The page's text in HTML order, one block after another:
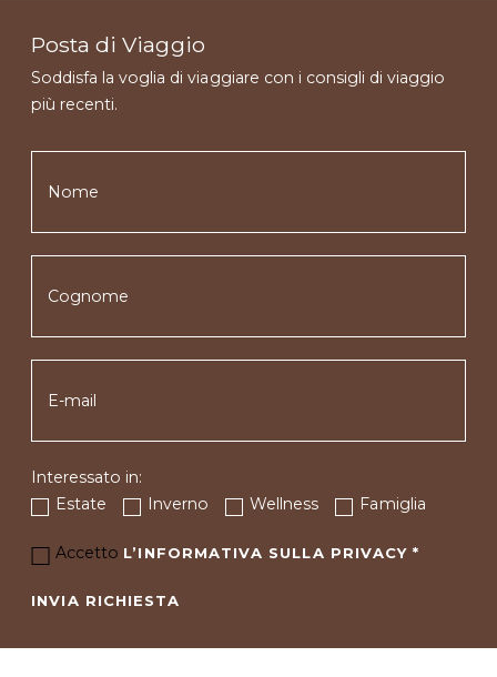
Posta di Viaggio
Soddisfa la voglia di viaggiare con i consigli di viaggio
più recenti.
Interessato in:
Estate
Inverno Wellness Famiglia
Accetto L’INFORMATIVA SULLA PRIVACY*
INVIA RICHIESTA